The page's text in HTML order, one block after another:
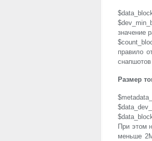
значение
правило
снапшотов
Размер
При этом
меньше